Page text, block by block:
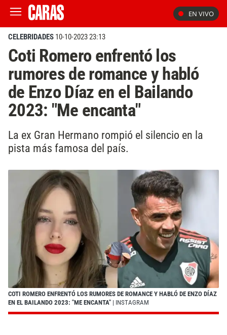
EN VIVO
CELEBRIDADES 10-10-2023 23:13
Coti Romero enfrentó los
rumores de romance y habló
de Enzo Díaz en el Bailando
2023: "Me encanta"
La ex Gran Hermano rompió el silencio en la
pista más famosa del país.
COTI ROMERO ENFRENTÓ LOS RUMORES DE ROMANCE Y HABLÓ DE ENZO DÍAZ
EN EL BAILANDO 2023: "ME ENCANTA" | INSTAGRAM